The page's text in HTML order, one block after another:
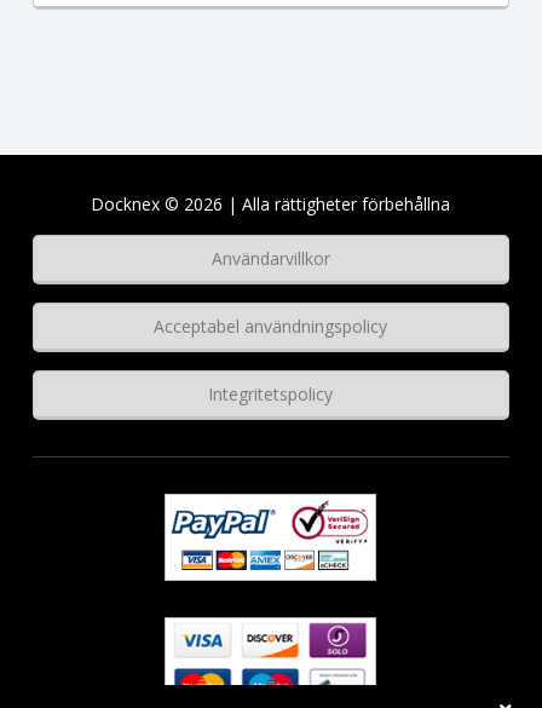
Docknex © 2026 | Alla rättigheter förbehållna
Användarvillkor
Acceptabel användningspolicy
Integritetspolicy